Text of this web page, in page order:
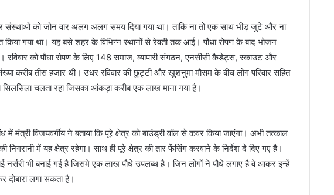
संस्थाओं को जोन वार अलग अलग समय दिया गया था। ताकि ना तो एक साथ भीड़ जुटे और ना
गया था। यह बसे शहर के विभिन्न स्थानों से रेवती तक आई। पौधा रोपण के बाद भोजन
रविवार को पौधा रोपण के लिए 148 समाज, व्यापारी संगठन, एनसीसी कैडेट्स, स्काउट और
करीब तीस हजार थी। उधर रविवार की छुट्टी और खुशनुमा मौसम के बीच लोग परिवार सहित
चलता रहा जिसका आंकड़ा करीब एक लाख माना गया है।
मंत्री विजयवर्गीय ने बताया कि पूरे क्षेत्र को बाउंड्री वॉल से कवर किया जाएंगा। अभी तत्काल
में यह क्षेत्र रहेगा। साथ ही पूरे क्षेत्र की तार फेंसिंग करवाने के निर्देश दे दिए गए है।
नर्सरी भी बनाई गई है जिसमे एक लाख पौधे उपलब्ध है। जिन लोगों ने पौधे लगाए है वे आकर इन्हें
दोबारा लगा सकता है।